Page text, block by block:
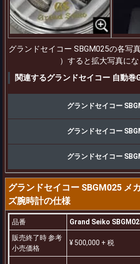
グランドセイコー SBGM025の各写
）すると拡大写真に
関連するグランドセイコー 自動巻
グランドセイコー
グランドセイコー
グランドセイコー
グランドセイコー SBGM025 メ
ズ腕時計の仕様
品番
Grand Seiko
販売終了時 参考
小売価格
¥ 500,000 + 税